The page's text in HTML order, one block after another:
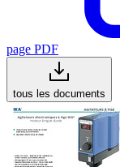
page PDF
tous les documents